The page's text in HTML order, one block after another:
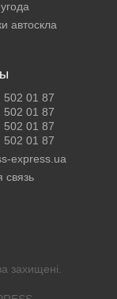
автоскла
502 01 87
502 01 87
502 01 87
502 01 87
express.ua
связь
захищені.